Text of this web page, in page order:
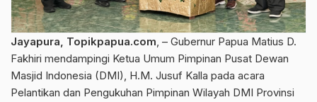
Jayapura, Topikpapua.com, – Gubernur Papua Matius D.
Fakhiri mendampingi Ketua Umum Pimpinan Pusat Dewan
Masjid Indonesia (DMI), H.M. Jusuf Kalla pada acara
Pelantikan dan Pengukuhan Pimpinan Wilayah DMI Provinsi